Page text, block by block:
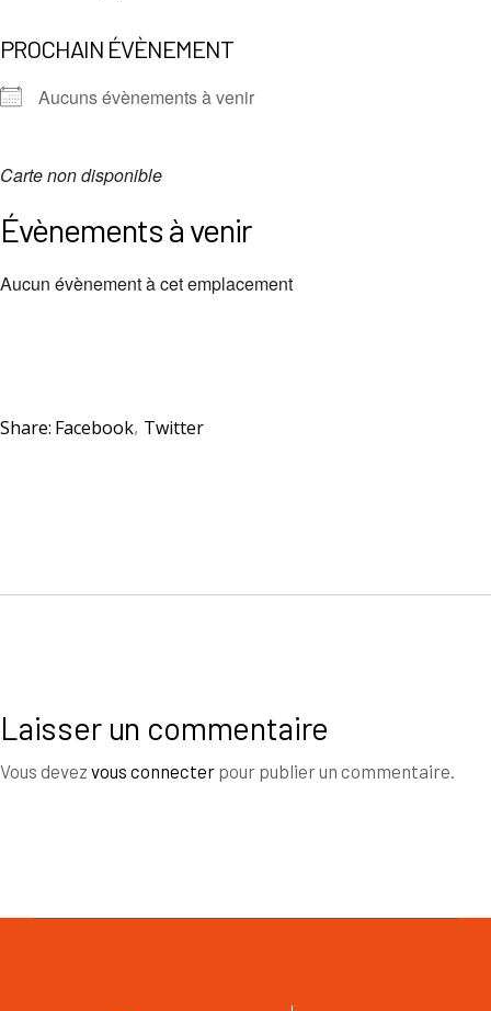
PROCHAIN ÉVÈNEMENT
Aucuns évènements à venir
Carte non disponible
Évènements à venir
Aucun évènement à cet emplacement
Share: Facebook Twitter
Laisser un commentaire
Vous devez vous connecter pour publier un commentaire.